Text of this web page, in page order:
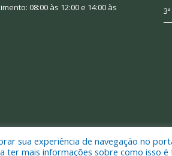
08:00 às 12:00 e 14:00 às
reservados a Prefeitura Municipal de
sua experiência de navegação no
ter mais informações sobre como isso é